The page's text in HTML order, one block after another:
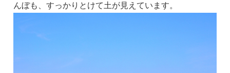
んぼも、すっかりとけて土が見えています。